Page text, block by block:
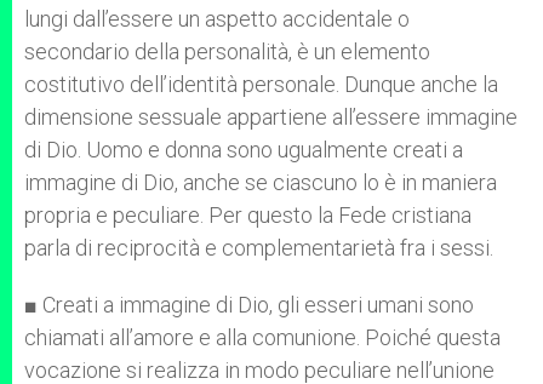
lungi dall’essere un aspetto accidentale o
secondario della personalità, è un elemento
costitutivo dell’identità personale. Dunque anche la
dimensione sessuale appartiene all’essere immagine
di Dio. Uomo e donna sono ugualmente creati a
immagine di Dio, anche se ciascuno lo è in maniera
propria e peculiare. Per questo la Fede cristiana
parla di reciprocità e complementarietà fra i sessi.
■ Creati a immagine di Dio, gli esseri umani sono
chiamati all’amore e alla comunione. Poiché questa
vocazione si realizza in modo peculiare nell’unione